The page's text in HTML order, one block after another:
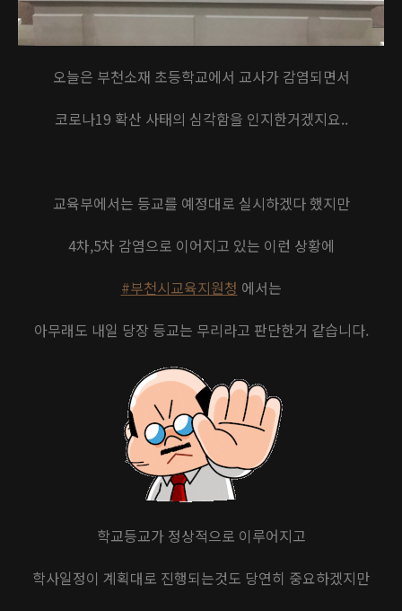
오늘은 부천소재 초등학교에서 교사가 감염되면서
코로나19 확산 사태의 심각함을 인지한거겠지요..
교육부에서는 등교를 예정대로 실시하겠다 했지만
4차,5차 감염으로 이어지고 있는 이런 상황에
#부천시교육지원청 에서는
아무래도 내일 당장 등교는 무리라고 판단한거 같습니다.
학교등교가 정상적으로 이루어지고
학사일정이 계획대로 진행되는것도 당연히 중요하겠지만